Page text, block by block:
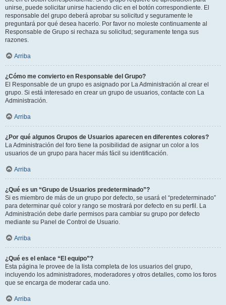
unirse, puede solicitar unirse haciendo clic en el botón correspondiente. El
responsable del grupo deberá aprobar su solicitud y seguramente le
preguntará por qué desea hacerlo. Por favor no moleste continuamente al
Responsable de Grupo si rechaza su solicitud; seguramente tenga sus
razones.
Arriba
¿Cómo me convierto en Responsable del Grupo?
El Responsable de un grupo es asignado por La Administración al crear el
grupo. Si está interesado en crear un grupo de usuarios, contacte con La
Administración.
Arriba
¿Por qué algunos Grupos de Usuarios aparecen en diferentes colores?
La Administración del foro tiene la posibilidad de asignar un color a los
usuarios de un grupo para hacer más fácil su identificación.
Arriba
¿Qué es un “Grupo de Usuarios predeterminado”?
Si es miembro de más de un grupo por defecto, se usará el “predeterminado”
para determinar qué color y rango se mostrará por defecto en su perfil. La
Administración debe darle permisos para cambiar su grupo por defecto
mediante su Panel de Control de Usuario.
Arriba
¿Qué es el enlace “El equipo”?
Esta página le provee de la lista completa de los usuarios del grupo,
incluyendo los administradores, moderadores y otros detalles, como los foros
que se encarga de moderar cada uno.
Arriba